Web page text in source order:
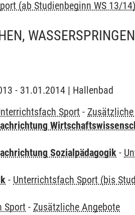
(ab Studienbeginn WS 13/14)
WASSERSPRINGEN
- 31.01.2014 | Hallenbad
Sport -
Sozialpädagogik -
- Unterrichtsfach Sport (bis
Sport - Zusätzliche Angebote